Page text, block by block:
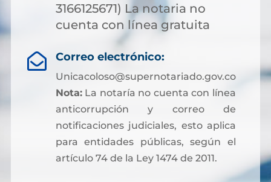
3166125671) La notaria no
cuenta con línea gratuita
 Correo electrónico:
Unicacoloso@supernotariado.gov.co
Nota:La notaría no cuenta con línea
anticorrupción y correo de
notificaciones judiciales, esto aplica
para entidades públicas, según el
artículo 74 de la Ley 1474 de 2011.